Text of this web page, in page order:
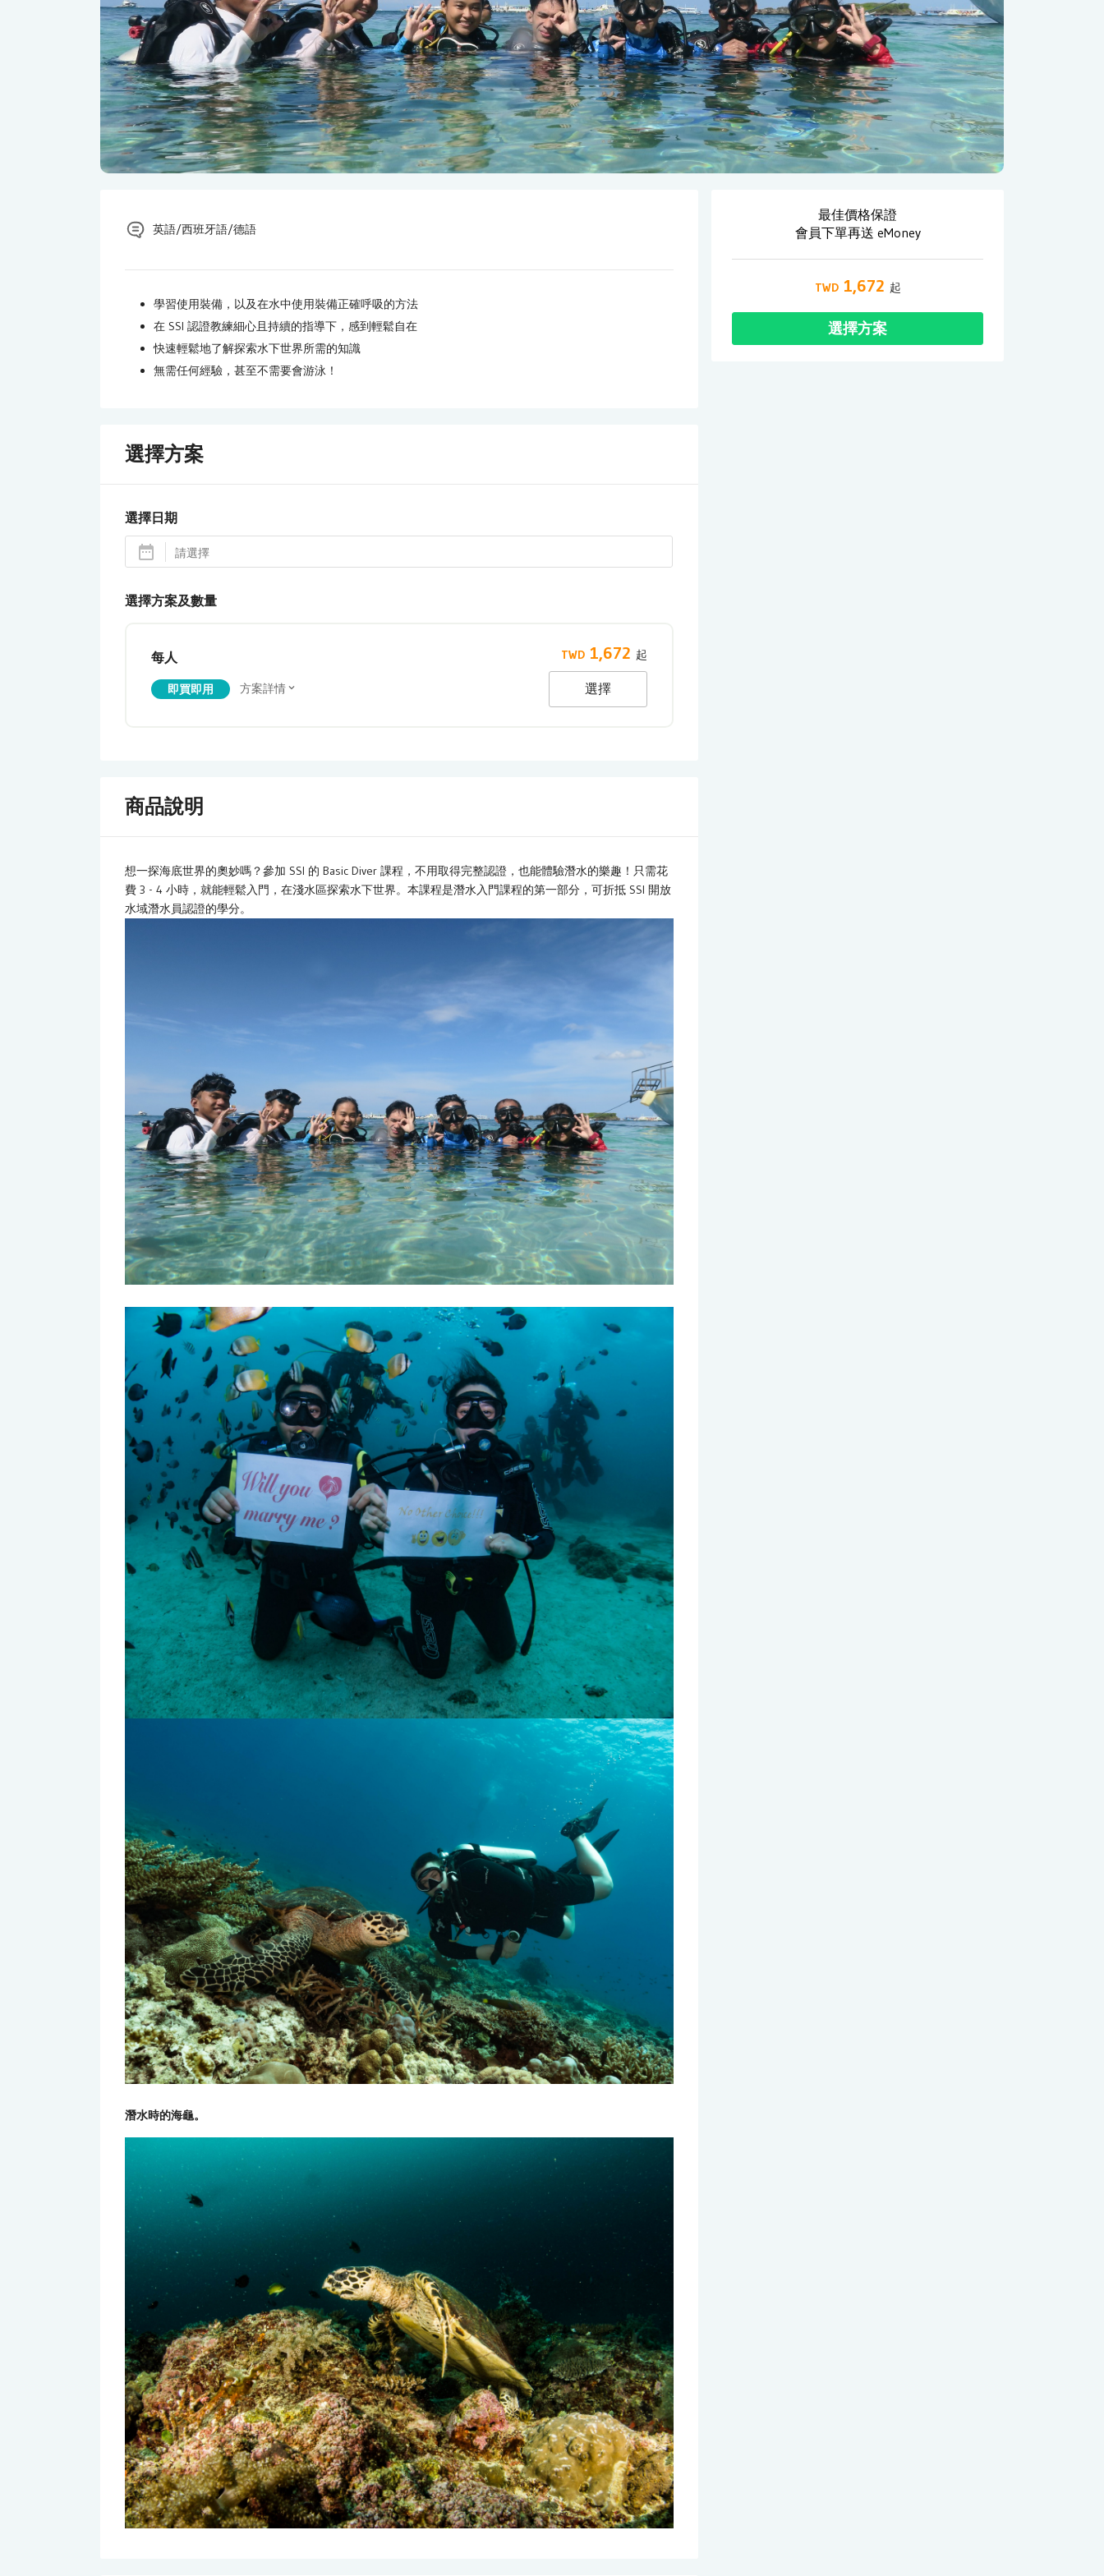
英語/西班牙語/德語
學習使用裝備，以及在水中使用裝備正確呼吸的方法
在 SSI 認證教練細心且持續的指導下，感到輕鬆自在
快速輕鬆地了解探索水下世界所需的知識
無需任何經驗，甚至不需要會游泳！
選擇方案
選擇日期
選擇方案及數量
每人
即買即用 方案詳情
1,672
選擇
商品說明
想一探海底世界的奧妙嗎？參加 SSI 的 Basic Diver 課程，不用取得完整認證，也能體驗潛水的樂趣！只需花
費 3 - 4 小時，就能輕鬆入門，在淺水區探索水下世界。本課程是潛水入門課程的第一部分，可折抵 SSI 開放
水域潛水員認證的學分。
潛水時的海龜。
最佳價格保證
會員下單再送 eMoney
1,672
選擇方案